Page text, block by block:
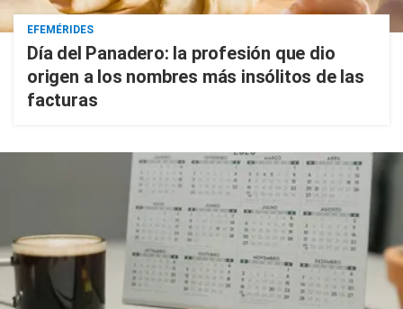
EFEMÉRIDES
Día del Panadero: la profesión que dio
origen a los nombres más insólitos de las
facturas